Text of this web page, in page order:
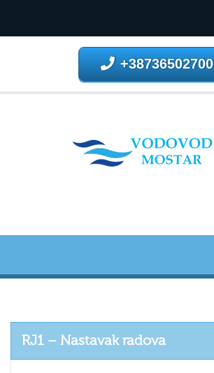
+38736502700
RJ1 – Nastavak radova